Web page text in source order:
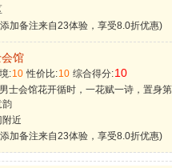
加备注来自23体验，享受8.0折优惠)
馆
:10 性价比:10 综合得分:10
士会馆花开循时，一花赋一诗，置身
韵
近
加备注来自23体验，享受8.0折优惠)